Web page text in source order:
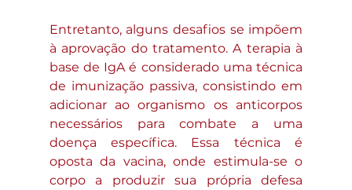
Entretanto, alguns desafios se impõem
à aprovação do tratamento. A terapia à
base de IgA é considerado uma técnica
de imunização passiva, consistindo em
adicionar ao organismo os anticorpos
necessários para combate a uma
doença específica. Essa técnica é
oposta da vacina, onde estimula-se o
corpo a produzir sua própria defesa